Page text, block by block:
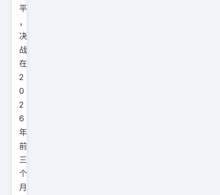
平
，
决
战
在
2
0
2
6
年
前
三
个
月